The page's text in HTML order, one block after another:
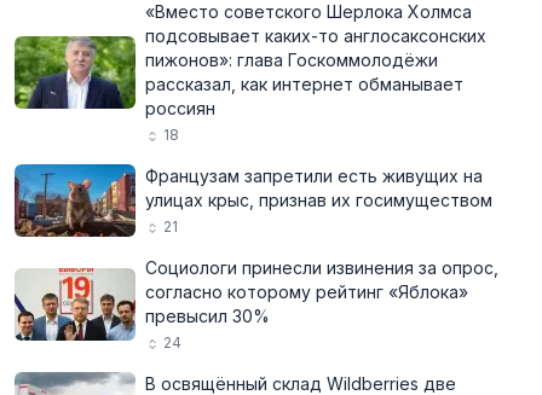
«Вместо советского Шерлока Холмса
подсовывает каких-то англосаксонских
пижонов»: глава Госкоммолодёжи
рассказал, как интернет обманывает
россиян
18
Французам запретили есть живущих на
улицах крыс, признав их госимуществом
21
Социологи принесли извинения за опрос,
согласно которому рейтинг «Яблока»
превысил 30%
24
В освящённый склад Wildberries две